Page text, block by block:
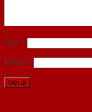
Tên *
Email *